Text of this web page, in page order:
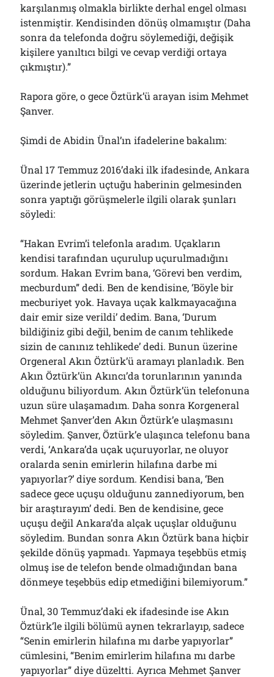
karşılanmış olmakla birlikte derhal engel olması
istenmiştir. Kendisinden dönüş olmamıştır (Daha
sonra da telefonda doğru söylemediği, değişik
kişilere yanıltıcı bilgi ve cevap verdiği ortaya
çıkmıştır).”
Rapora göre, o gece Öztürk’ü arayan isim Mehmet
Şanver.
Şimdi de Abidin Ünal’ın ifadelerine bakalım:
Ünal 17 Temmuz 2016’daki ilk ifadesinde, Ankara
üzerinde jetlerin uçtuğu haberinin gelmesinden
sonra yaptığı görüşmelerle ilgili olarak şunları
söyledi:
“Hakan Evrim’i telefonla aradım. Uçakların
kendisi tarafından uçurulup uçurulmadığını
sordum. Hakan Evrim bana, ‘Görevi ben verdim,
mecburdum” dedi. Ben de kendisine, ‘Böyle bir
mecburiyet yok. Havaya uçak kalkmayacağına
dair emir size verildi’ dedim. Bana, ‘Durum
bildiğiniz gibi değil, benim de canım tehlikede
sizin de canınız tehlikede’ dedi. Bunun üzerine
Orgeneral Akın Öztürk’ü aramayı planladık. Ben
Akın Öztürk’ün Akıncı’da torunlarının yanında
olduğunu biliyordum. Akın Öztürk’ün telefonuna
uzun süre ulaşamadım. Daha sonra Korgeneral
Mehmet Şanver’den Akın Öztürk’e ulaşmasını
söyledim. Şanver, Öztürk’e ulaşınca telefonu bana
verdi, ‘Ankara’da uçak uçuruyorlar, ne oluyor
oralarda senin emirlerin hilafına darbe mi
yapıyorlar?’ diye sordum. Kendisi bana, ‘Ben
sadece gece uçuşu olduğunu zannediyorum, ben
bir araştırayım’ dedi. Ben de kendisine, gece
uçuşu değil Ankara’da alçak uçuşlar olduğunu
söyledim. Bundan sonra Akın Öztürk bana hiçbir
şekilde dönüş yapmadı. Yapmaya teşebbüs etmiş
olmuş ise de telefon bende olmadığından bana
dönmeye teşebbüs edip etmediğini bilemiyorum.”
Ünal, 30 Temmuz’daki ek ifadesinde ise Akın
Öztürk’le ilgili bölümü aynen tekrarlayıp, sadece
“Senin emirlerin hilafına mı darbe yapıyorlar”
cümlesini, “Benim emirlerim hilafına mı darbe
yapıyorlar” diye düzeltti. Ayrıca Mehmet Şanver